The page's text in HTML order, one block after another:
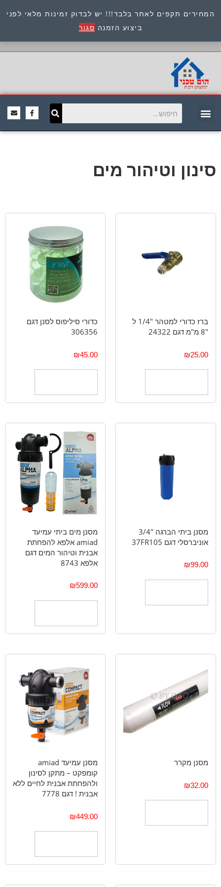
המחירים תקפים לאתר בלבד!!! יש לבדוק זמינות מלאי לפני
ביצוע הזמנה סגור
כתובת : היוזמים 9 אור יהודה שירות לקוחות 054-
8945722
סינון וטיהור מים
ברז כדורי למטהר "1/4 ל
"8 מ"מ דגם 24322
₪25.00
כדורי סיליפוס לסנן דגם
306356
₪45.00
מסנן ביתי הברגה "3/4
אוניברסלי דגם 37FR105
₪99.00
מסנן מים ביתי עמיעד
amiad אלפא להפחתת
אבנית וטיהור המים דגם
אלפא 8743
₪599.00
מסנן מקרר
₪32.00
מסנן עמיעד amiad
קומפקט – מתקן לסינון
ולהפחתת אבנית לחיים ללא
אבנית ! דגם 7778
₪449.00